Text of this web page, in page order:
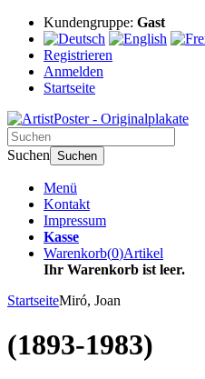
Kundengruppe: Gast
Registrieren
Anmelden
Startseite
Suchen Suchen
Menü
Kontakt
Impressum
Kasse
Warenkorb(0)Artikel
Ihr Warenkorb ist leer.
StartseiteMiró, Joan
(1893-1983)